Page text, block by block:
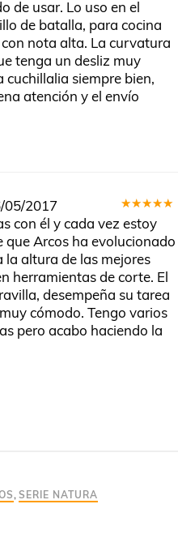
de usar. Lo uso en el
de batalla, para cocina
nota alta. La curvatura
tenga un desliz muy
cuchillalia siempre bien,
atención y el envío
Valorado
en5de 5
05/2017
con él y cada vez estoy
que Arcos ha evolucionado
la altura de las mejores
herramientas de corte. El
desempeña su tarea
cómodo. Tengo varios
pero acabo haciendo la
, SERIE NATURA